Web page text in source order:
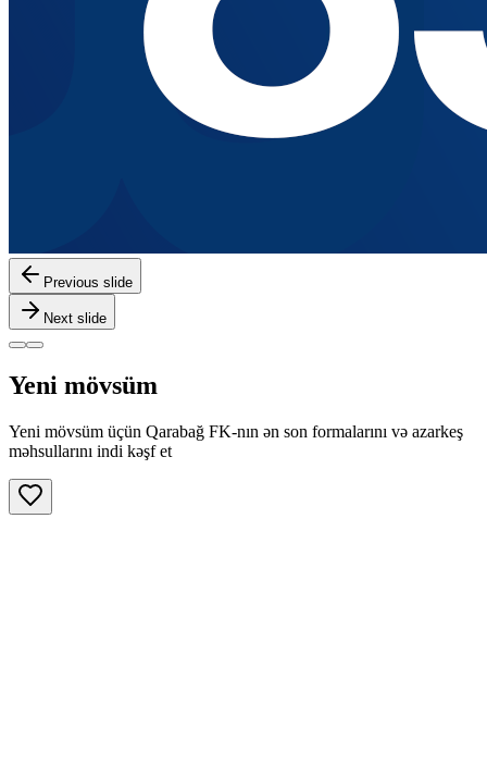
Previous slide
Next slide
Yeni mövsüm
Yeni mövsüm üçün Qarabağ FK-nın ən son formalarını və azarkeş
məhsullarını indi kəşf et